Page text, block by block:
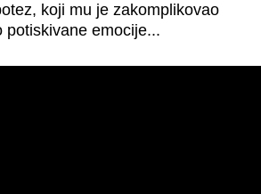
koji mu je zakomplikovao
potiskivane emocije...